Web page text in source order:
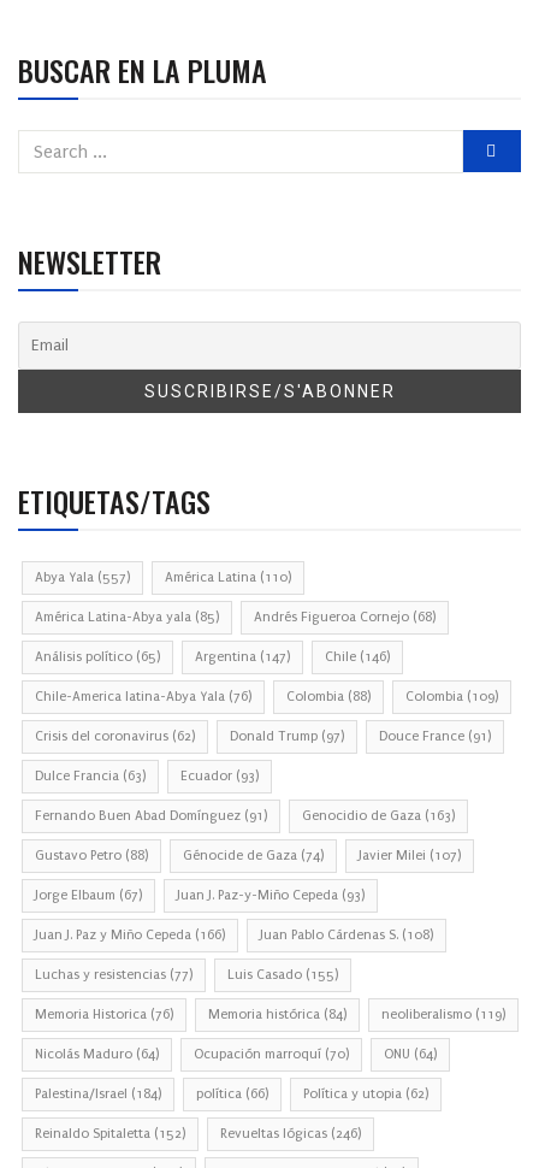
BUSCAR EN LA PLUMA
NEWSLETTER
ETIQUETAS/TAGS
Abya Yala (557) América Latina (110)
América Latina-Abya yala (85) Andrés Figueroa Cornejo (68)
Análisis político (65) Argentina (147) Chile (146)
Chile-America latina-Abya Yala (76) Colombia (88) Colombia (109)
Crisis del coronavirus (62) Donald Trump (97) Douce France (91)
Dulce Francia (63) Ecuador (93)
Fernando Buen Abad Domínguez (91) Genocidio de Gaza (163)
Gustavo Petro (88) Génocide de Gaza (74) Javier Milei (107)
Jorge Elbaum (67) Juan J. Paz-y-Miño Cepeda (93)
Juan J. Paz y Miño Cepeda (166) Juan Pablo Cárdenas S. (108)
Luchas y resistencias (77) Luis Casado (155)
Memoria Historica (76) Memoria histórica (84) neoliberalismo (119)
Nicolás Maduro (64) Ocupación marroquí (70) ONU (64)
Palestina/Israel (184) política (66) Política y utopia (62)
Reinaldo Spitaletta (152) Revueltas lógicas (246)